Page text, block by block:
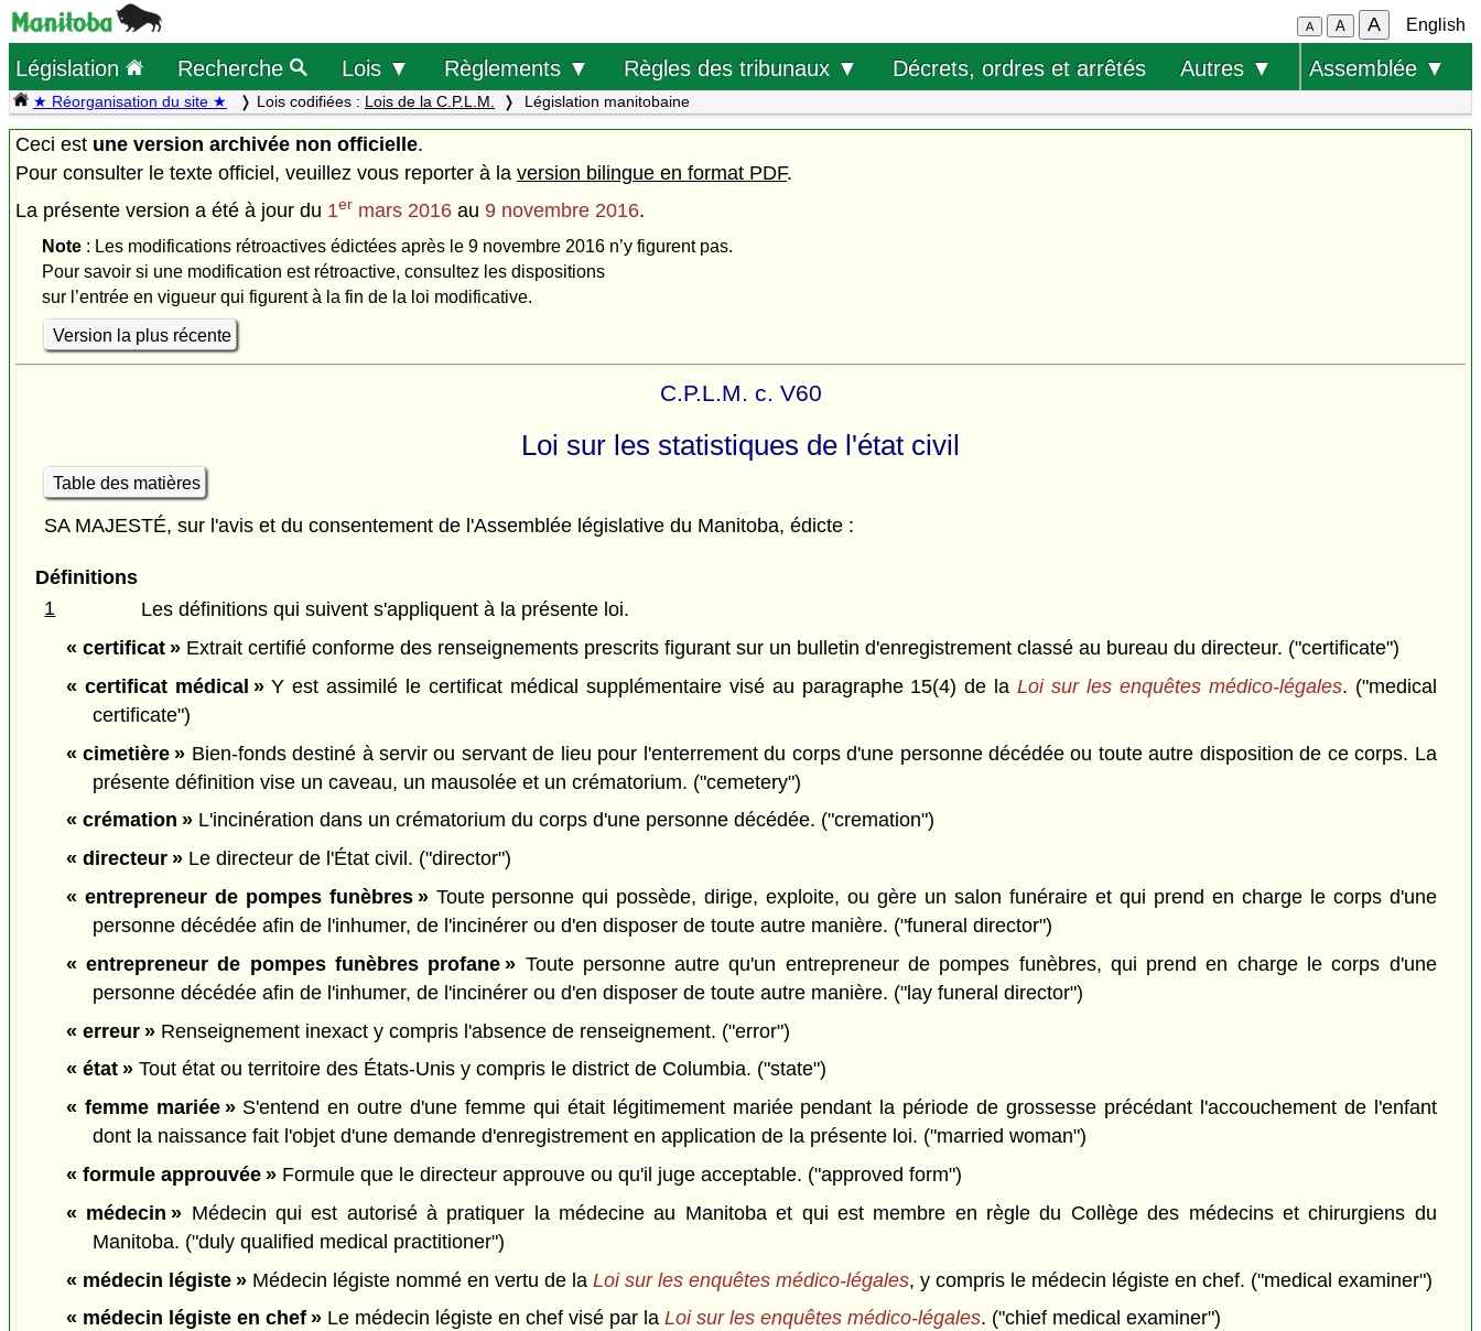
A A A English
Législation Recherche Lois ▼ Règlements ▼ Règles des tribunaux ▼ Décrets, ordres et arrêtés Autres ▼ Assemblée ▼
★ Réorganisation du site ★ Lois codifiées : Lois de la C.P.L.M. Législation manitobaine
Ceci est une version archivée non officielle.
Pour consulter le texte officiel, veuillez vous reporter à la version bilingue en format PDF.
La présente version a été à jour du 1er mars 2016 au 9 novembre 2016.
Note: Les modifications rétroactives édictées après le 9 novembre 2016 n’y figurent pas.
Pour savoir si une modification est rétroactive, consultez les dispositions
sur l’entrée en vigueur qui figurent à la fin de la loi modificative.
Version la plus récente
C.P.L.M. c. V60
Loi sur les statistiques de l'état civil
Table des matières
SA MAJESTÉ, sur l'avis et du consentement de l'Assemblée législative du Manitoba, édicte :
Définitions
1
Les définitions qui suivent s'appliquent à la présente loi.
« certificat »Extrait certifié conforme des renseignements prescrits figurant sur un bulletin d'enregistrement classé au bureau du directeur. ("certificate")
« certificat médical »Y est assimilé le certificat médical supplémentaire visé au paragraphe 15(4) de laLoi sur les enquêtes médico-légales. ("medical
certificate")
« cimetière » Bien-fonds destiné à servir ou servant de lieu pour l'enterrement du corps d'une personne décédée ou toute autre disposition de ce corps. La
présente définition vise un caveau, un mausolée et un crématorium. ("cemetery")
« crémation »L'incinération dans un crématorium du corps d'une personne décédée. ("cremation")
« directeur »Le directeur de l'État civil. ("director")
« entrepreneur de pompes funèbres »Toute personne qui possède, dirige, exploite, ou gère un salon funéraire et qui prend en charge le corps d'une
personne décédée afin de l'inhumer, de l'incinérer ou d'en disposer de toute autre manière. ("funeral director")
« entrepreneur de pompes funèbres profane » Toute personne autre qu'un entrepreneur de pompes funèbres, qui prend en charge le corps d'une
personne décédée afin de l'inhumer, de l'incinérer ou d'en disposer de toute autre manière. ("lay funeral director")
« erreur »Renseignement inexact y compris l'absence de renseignement. ("error")
« état »Tout état ou territoire des États-Unis y compris le district de Columbia. ("state")
« femme mariée »S'entend en outre d'une femme qui était légitimement mariée pendant la période de grossesse précédant l'accouchement de l'enfant
dont la naissance fait l'objet d'une demande d'enregistrement en application de la présente loi. ("married woman")
« formule approuvée »Formule que le directeur approuve ou qu'il juge acceptable. ("approved form")
« médecin » Médecin qui est autorisé à pratiquer la médecine au Manitoba et qui est membre en règle du Collège des médecins et chirurgiens du
Manitoba. ("duly qualified medical practitioner")
« médecin légiste »Médecin légiste nommé en vertu de la Loi sur les enquêtes médico-légales, y compris le médecin légiste en chef. ("medical examiner")
« médecin légiste en chef »Le médecin légiste en chef visé par la Loi sur les enquêtes médico-légales. ("chief medical examiner")